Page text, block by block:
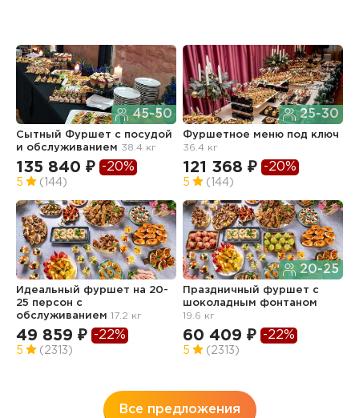
45-50
Сытный Фуршет с посудой
и обслуживанием 38.4 кг
135 840 ₽ -20%
5 (144)
25-30
Фуршетное меню под ключ
36.4 кг
121 368 ₽ -20%
5 (144)
Идеальный фуршет на 20-
25 персон с
обслуживанием17.2 кг
49 859 ₽ -22%
5 (2313)
20-25
Праздничный фуршет с
шоколадным фонтаном
19.6 кг
60 409 ₽ -22%
5 (2313)
Все предложения